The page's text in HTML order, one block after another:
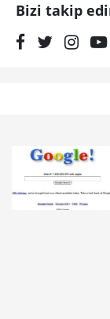
Bizi takip